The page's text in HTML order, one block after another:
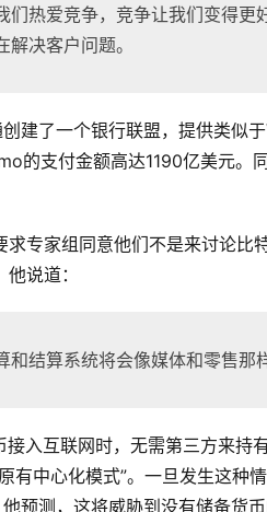
们热爱竞争，竞争让我们变得
决客户问题。
建了一个银行联盟，提供类似
的支付金额高达1190亿美元。
求专家组同意他们不是来讨论
说道：
和结算系统将会像媒体和零售那
入互联网时，无需第三方来持
有中心化模式”。一旦发生这
预测，这将威胁到没有储备货